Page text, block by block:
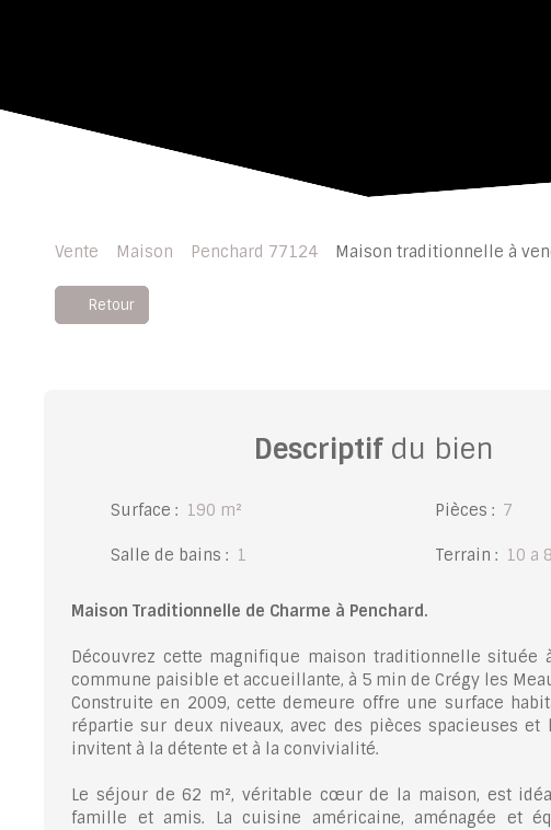
Vente Maison Penchard 77124 Maison traditionnelle à
Retour
Descriptifdu bien
Surface : 190 m² Pièces : 7
Salle de bains : 1 Terrain : 10 a
Maison Traditionnelle de Charme à Penchard.
Découvrez cette magnifique maison traditionnelle située
commune paisible et accueillante, à 5 min de Crégy les
Construite en 2009, cette demeure offre une surface
répartie sur deux niveaux, avec des pièces spacieuses et
invitent à la détente et à la convivialité.
Le séjour de 62 m², véritable cœur de la maison, est
famille et amis. La cuisine américaine, aménagée et